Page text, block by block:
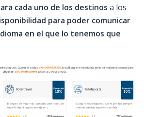
cada uno de los destinos a los
para poder comunicar
en el que lo tenemos que